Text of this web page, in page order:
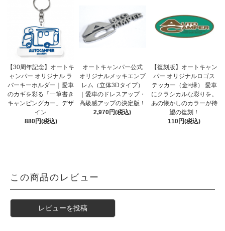
【30周年記念】オートキ
ャンパー オリジナル ラ
バーキーホルダー｜愛車
のカギを彩る「一筆書き
キャンピングカー」デザ
イン
880円(税込)
オートキャンパー公式
オリジナルメッキエンブ
レム（立体3Dタイプ）
｜愛車のドレスアップ・
高級感アップの決定版！
2,970円(税込)
【復刻版】オートキャン
パー オリジナルロゴス
テッカー（金×緑） 愛車
にクラシカルな彩りを。
あの懐かしのカラーが待
望の復刻！
110円(税込)
この商品のレビュー
レビューを投稿